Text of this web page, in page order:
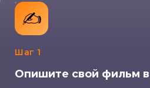
✍️
Шаг 1
Опишите свой фильм
Опишите свой фильм в